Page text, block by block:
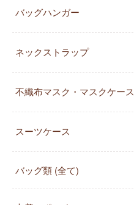
バッグハンガー
ネックストラップ
不織布マスク・マスクケース
スーツケース
バッグ類 (全て)